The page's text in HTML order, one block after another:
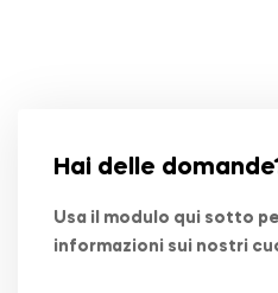
Hai delle
Usa il modulo qui sotto
informazioni sui nostri